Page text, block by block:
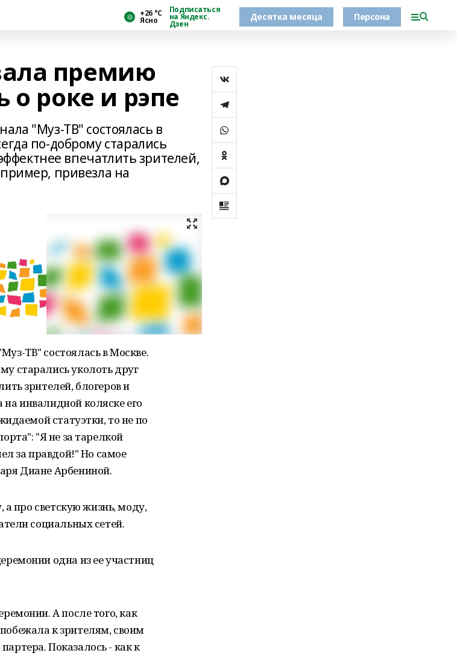
+26 °С
Ясно
Подписаться
на Яндекс.
Дзен
Десятка месяца Персона
премию
роке и рэпе
"Муз-ТВ" состоялась в
по-доброму старались
впечатлить зрителей,
привезла на
ТВ" состоялась в Москве.
старались уколоть друг
зрителей, блогеров и
инвалидной коляске его
статуэтки, то не по
"Я не за тарелкой
за правдой!" Но самое
Диане Арбениной.
а про светскую жизнь, моду,
социальных сетей.
одна из ее участниц
А после того, как
к зрителям, своим
Показалось - как к